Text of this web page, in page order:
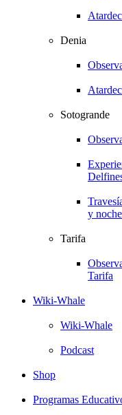
Denia
Sotogrande
y
Tarifa
Tarifa
Wiki-Whale
Wiki-Whale
Podcast
Shop
Programas